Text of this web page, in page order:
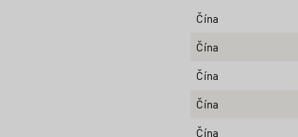
Čína
Čína
Čína
Čína
Čína